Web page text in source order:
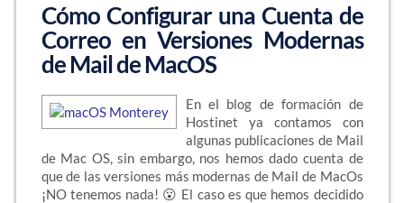
Cómo Configurar una Cuenta de
Correo en Versiones Modernas
de Mail de MacOS
En el blog de formación de
Hostinet ya contamos con
algunas publicaciones de Mail
de Mac OS, sin embargo, nos hemos dado cuenta de
que de las versiones más modernas de Mail de MacOs
¡NO tenemos nada! 😮 El caso es que hemos decidido